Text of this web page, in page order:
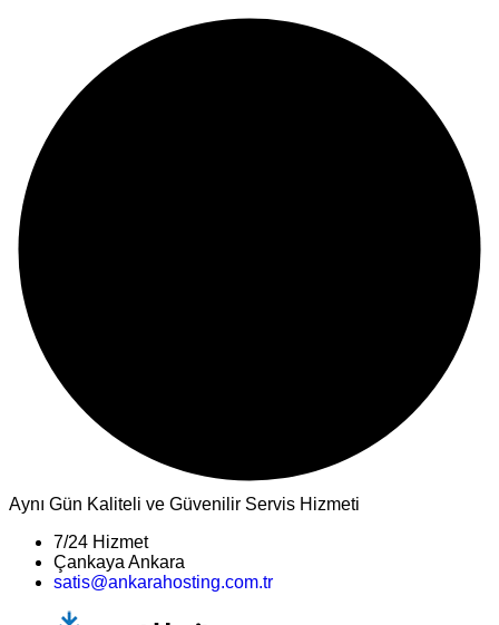
Aynı Gün Kaliteli ve Güvenilir Servis Hizmeti
7/24 Hizmet
Çankaya Ankara
satis@ankarahosting.com.tr